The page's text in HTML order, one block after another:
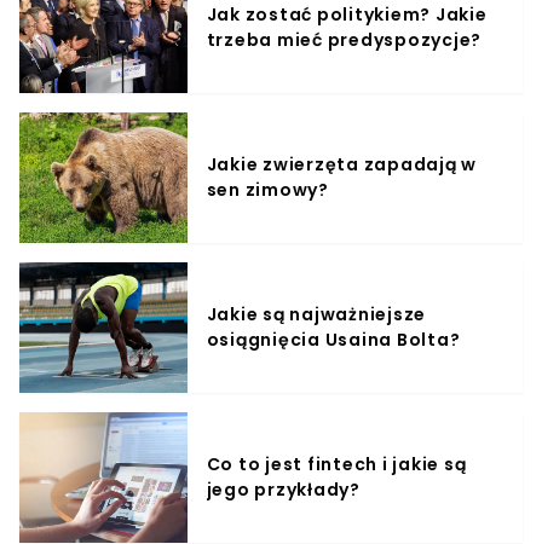
Jak zostać politykiem? Jakie
trzeba mieć predyspozycje?
Jakie zwierzęta zapadają w
sen zimowy?
Jakie są najważniejsze
osiągnięcia Usaina Bolta?
Co to jest fintech i jakie są
jego przykłady?